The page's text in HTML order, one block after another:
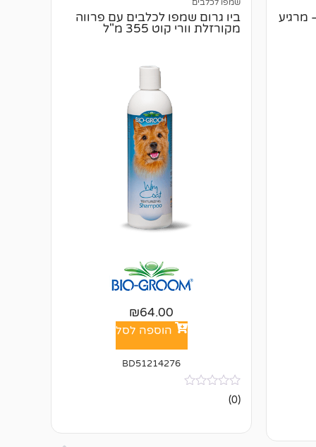
מרגיע
ביו גרום שמפו לכלבים עם פרווה
מקורזלת וורי קוט 355 מ"ל
₪64.00
הוספה לסל
BD51214276
אין
ביקורות
(0)